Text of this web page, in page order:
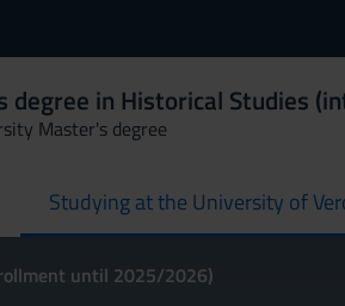
degree in Historical Studies
Master's degree
Studying at the University of
until 2025/2026)